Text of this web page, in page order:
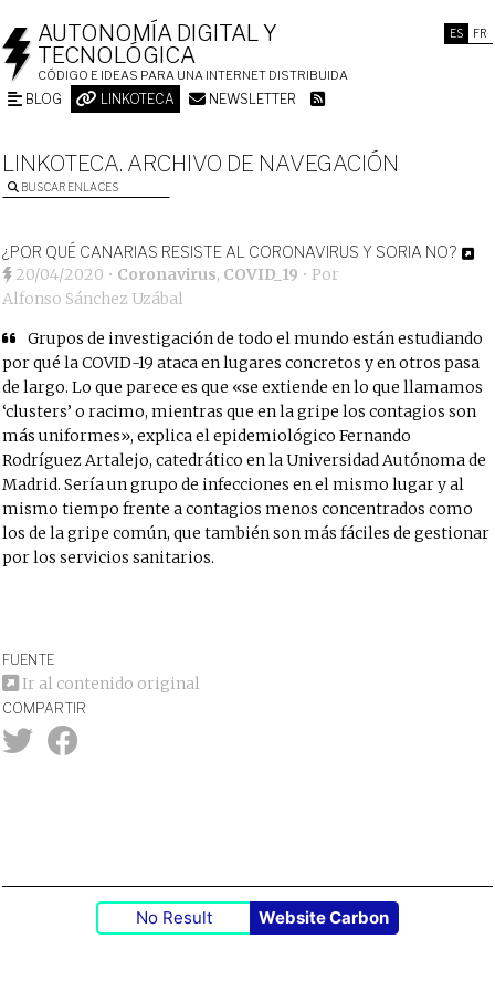
ES FR
AUTONOMÍA DIGITAL Y
TECNOLÓGICA
CÓDIGO E IDEAS PARA UNA INTERNET DISTRIBUIDA
BLOG LINKOTECA NEWSLETTER
LINKOTECA. ARCHIVO DE NAVEGACIÓN
BUSCAR ENLACES
¿POR QUÉ CANARIAS RESISTE AL CORONAVIRUS Y SORIA NO?
20/04/2020 • Coronavirus, COVID_19 • Por
Alfonso Sánchez Uzábal
Grupos de investigación de todo el mundo están estudiando
por qué la COVID-19 ataca en lugares concretos y en otros pasa
de largo. Lo que parece es que «se extiende en lo que llamamos
‘clusters’ o racimo, mientras que en la gripe los contagios son
más uniformes», explica el epidemiológico Fernando
Rodríguez Artalejo, catedrático en la Universidad Autónoma de
Madrid. Sería un grupo de infecciones en el mismo lugar y al
mismo tiempo frente a contagios menos concentrados como
los de la gripe común, que también son más fáciles de gestionar
por los servicios sanitarios.
FUENTE
Ir al contenido original
COMPARTIR
No Result Website Carbon